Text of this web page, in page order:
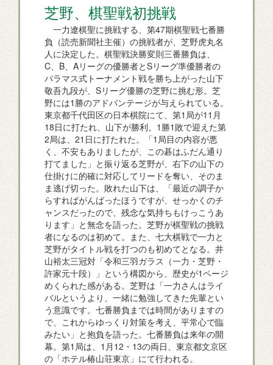
芝野、棋聖戦初挑戦
一力遼棋聖に挑戦する、第47期棋聖戦七番勝
負（読売新聞社主催）の挑戦者が、芝野虎丸名
人に決定した。棋聖戦決勝変則三番勝負は、
C、B、Aリーグの優勝者とSリーグ準優勝者の
パラマス式トーナメント戦を勝ち上がった山下
敬吾九段が、Sリーグ優勝の芝野に挑む形。芝
野には1勝のアドバンテージが与えられている。
東京都千代田区の日本棋院にて、第1局が11月
18日に打たれ、山下が勝利。1勝1敗で迎えた第
2局は、21日に打たれた。「1局目の内容が悪
く、不安もありましたが、この碁はふだん通り
打てました」と振り返る芝野が、右下の山下の
仕掛けに的確に対応してリードを奪い、そのま
ま逃げ切った。敗れた山下は、「最近の調子か
らすればがんばったほうですが、せっかくのチ
ャンスだったので、残念な気持ちもけっこうあ
ります」と無念を語った。芝野が棋聖戦の挑戦
者になるのは初めて。また、七大棋戦で一力と
芝野がタイトル戦を打つのも初めてとなる。井
山裕太三冠対「令和三羽ガラス（一力・芝野・
許家元十段）」という構図から、歴史が1ページ
めくられた感がある。芝野は「一力さんはライ
バルというより、一緒に勉強してきた先輩とい
う意識です。七番勝負までは時間がありますの
で、これからゆっくり対策を考え、平常心で臨
みたい」と抱負を語った。七番勝負は来年の開
幕。第1局は、1月12・13の両日、東京都文京区
の「ホテル椿山荘東京」にて行われる。